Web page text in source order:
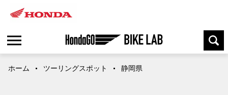
ホーム ツーリングスポット 静岡県